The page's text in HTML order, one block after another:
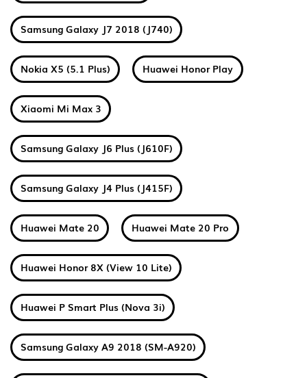
Samsung Galaxy J7 2018 (J740)
Nokia X5 (5.1 Plus) Huawei Honor Play
Xiaomi Mi Max 3
Samsung Galaxy J6 Plus (J610F)
Samsung Galaxy J4 Plus (J415F)
Huawei Mate 20 Huawei Mate 20 Pro
Huawei Honor 8X (View 10 Lite)
Huawei P Smart Plus (Nova 3i)
Samsung Galaxy A9 2018 (SM-A920)